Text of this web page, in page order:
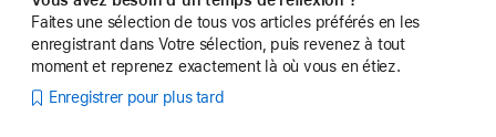
Faites une sélection de tous vos articles préférés en les
enregistrant dans Votre sélection, puis revenez à tout
moment et reprenez exactement là où vous en étiez.
Enregistrer pour plus tard